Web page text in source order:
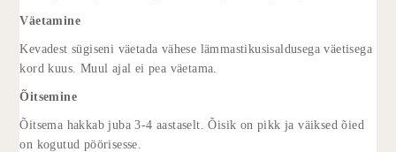
Väetamine
Kevadest sügiseni väetada vähese lämmastikusisaldusega väetisega
kord kuus. Muul ajal ei pea väetama.
Õitsemine
Õitsema hakkab juba 3-4 aastaselt. Õisik on pikk ja väiksed õied
on kogutud pöörisesse.